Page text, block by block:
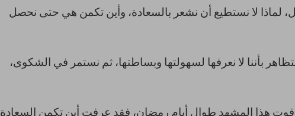
لماذا لا نستطيع أن نشعر بالسعادة، وأين تكمن هي حتى نحصل
بأننا لا نعرفها لسهولتها وبساطتها، ثم نستمر في الشكوى،
أفوت هذا المشهد طوال أيام رمضان، فقد عرفت أين تكمن السعادة